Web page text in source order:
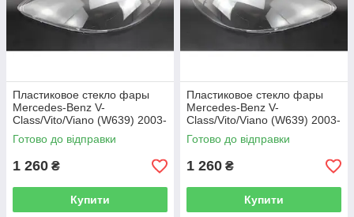
Пластиковое стекло фары
Mercedes-Benz V-
Class/Vito/Viano (W639) 2003-
2010 левое (водительское)
Готово до відправки
1 260 ₴
Купити
Пластиковое стекло фары
Mercedes-Benz V-
Class/Vito/Viano (W639) 2003-
2010 правое (пассажирское)
Готово до відправки
1 260 ₴
Купити